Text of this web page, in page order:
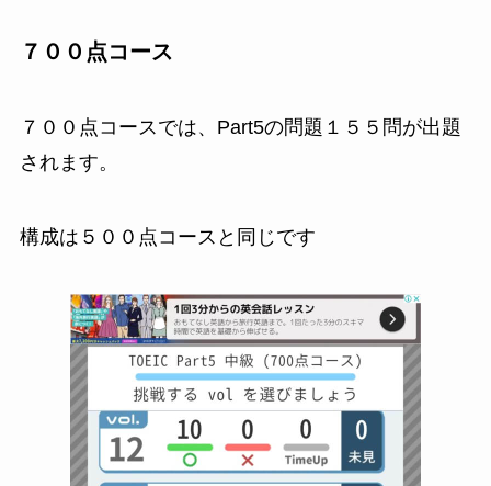
７００点コース
７００点コースでは、Part5の問題１５５問が出題
されます。
構成は５００点コースと同じです